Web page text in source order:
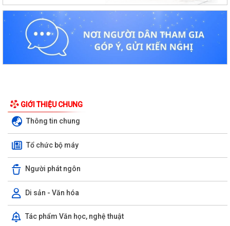
GIỚI THIỆU CHUNG
Thông tin chung
Tổ chức bộ máy
Người phát ngôn
Di sản - Văn hóa
Tác phẩm Văn học, nghệ thuật
Kiến tạo “Thế” quốc gia: Bước chuyển của tư duy đối ngoại Việt Nam